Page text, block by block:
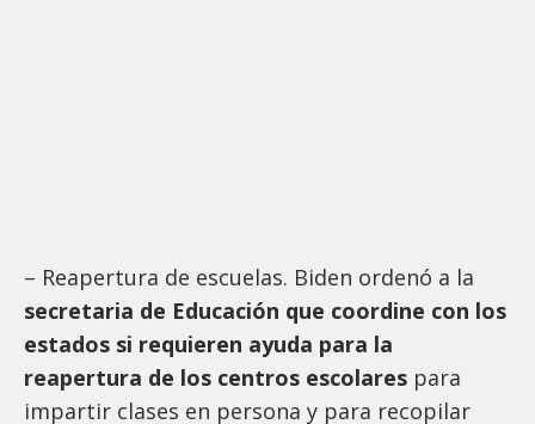
– Reapertura de escuelas. Biden ordenó a la
secretaria de Educación que coordine con los
estados si requieren ayuda para la
reapertura de los centros escolares para
impartir clases en persona y para recopilar